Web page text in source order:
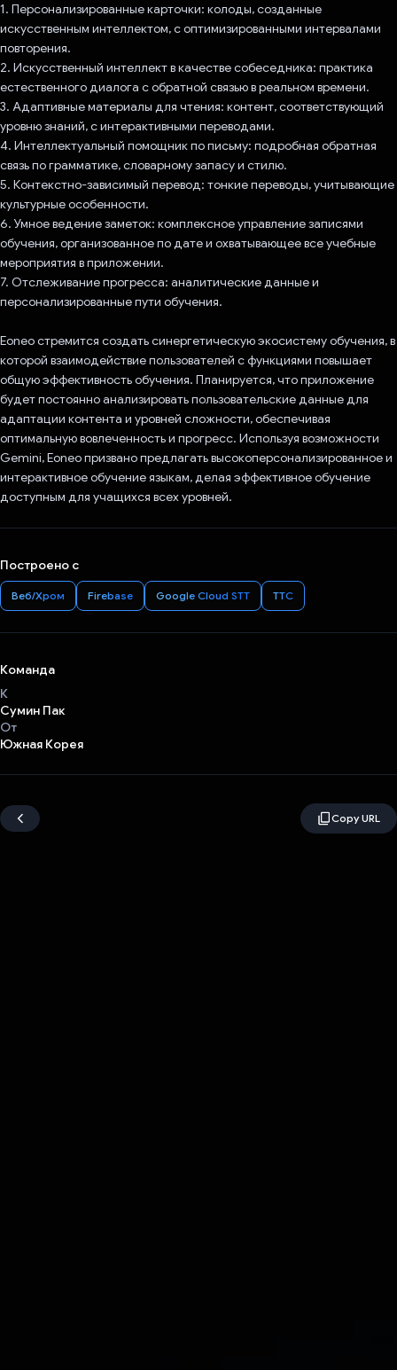
1. Персонализированные карточки: колоды, созданные
искусственным интеллектом, с оптимизированными интервалами
повторения.
2. Искусственный интеллект в качестве собеседника: практика
естественного диалога с обратной связью в реальном времени.
3. Адаптивные материалы для чтения: контент, соответствующий
уровню знаний, с интерактивными переводами.
4. Интеллектуальный помощник по письму: подробная обратная
связь по грамматике, словарному запасу и стилю.
5. Контекстно-зависимый перевод: тонкие переводы, учитывающие
культурные особенности.
6. Умное ведение заметок: комплексное управление записями
обучения, организованное по дате и охватывающее все учебные
мероприятия в приложении.
7. Отслеживание прогресса: аналитические данные и
персонализированные пути обучения.
Eoneo стремится создать синергетическую экосистему обучения, в
которой взаимодействие пользователей с функциями повышает
общую эффективность обучения. Планируется, что приложение
будет постоянно анализировать пользовательские данные для
адаптации контента и уровней сложности, обеспечивая
оптимальную вовлеченность и прогресс. Используя возможности
Gemini, Eoneo призвано предлагать высокоперсонализированное и
интерактивное обучение языкам, делая эффективное обучение
доступным для учащихся всех уровней.
Построено с
Веб/Хром Firebase Google Cloud STT ТТС
Команда
К
Сумин Пак
От
Южная Корея